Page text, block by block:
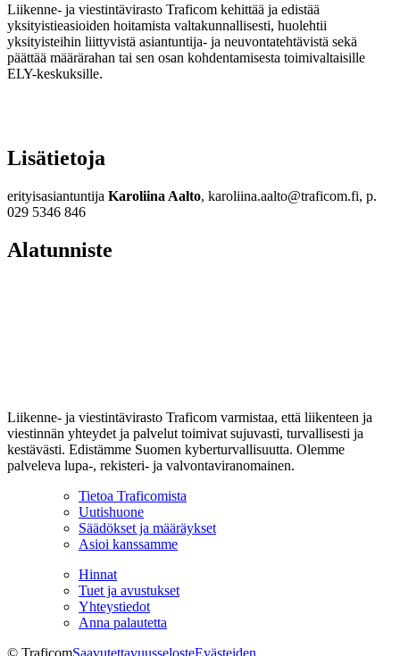
Liikenne- ja viestintävirasto Traficom kehittää ja edistää
yksityistieasioiden hoitamista valtakunnallisesti, huolehtii
yksityisteihin liittyvistä asiantuntija- ja neuvontatehtävistä sekä
päättää määrärahan tai sen osan kohdentamisesta toimivaltaisille
ELY-keskuksille.
Lisätietoja
erityisasiantuntija Karoliina Aalto, karoliina.aalto@traficom.fi, p.
029 5346 846
Alatunniste
Liikenne- ja viestintävirasto Traficom varmistaa, että liikenteen ja
viestinnän yhteydet ja palvelut toimivat sujuvasti, turvallisesti ja
kestävästi. Edistämme Suomen kyberturvallisuutta. Olemme
palveleva lupa-, rekisteri- ja valvontaviranomainen.
Tietoa Traficomista
Uutishuone
Säädökset ja määräykset
Asioi kanssamme
Hinnat
Tuet ja avustukset
Yhteystiedot
Anna palautetta
© TraficomSaavutettavuusselosteEvästeiden